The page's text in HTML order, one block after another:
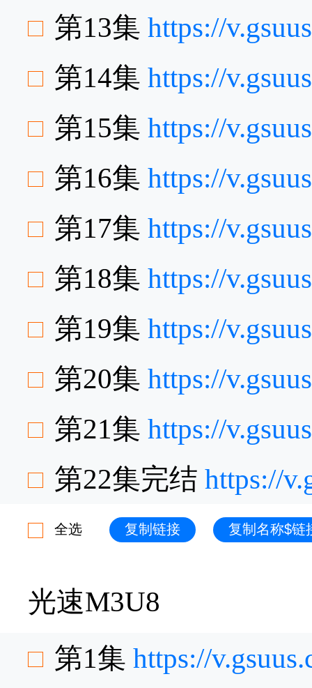
第13集 https://
第14集 https://
第15集 https://
第16集 https://
第17集 https://
第18集 https://
第19集 https://
第20集 https://
第21集 https://
第22集完结 https://
全选 复制链接 复制名称$链
光速M3U8
第1集 https://